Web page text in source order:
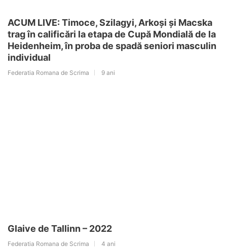
ACUM LIVE: Timoce, Szilagyi, Arkoși și Macska
trag în calificări la etapa de Cupă Mondială de la
Heidenheim, în proba de spadă seniori masculin
individual
Federatia Romana de Scrima 9 ani
Glaive de Tallinn – 2022
Federatia Romana de Scrima 4 ani